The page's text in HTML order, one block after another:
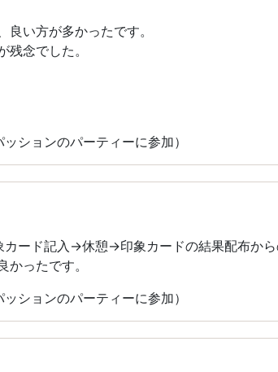
い方が多かったです。
念でした。
ションのパーティーに参加）
ード記入→休憩→印象カードの結果配布から
かったです。
ションのパーティーに参加）